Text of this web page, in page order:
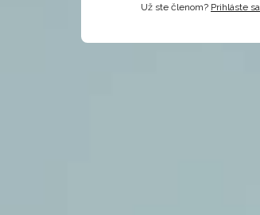
Už ste členom? Prihláste sa